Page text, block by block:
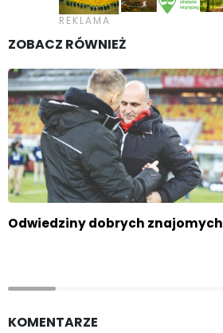
ZOBACZ RÓWNIEŻ
Odwiedziny dobrych znajomych
KOMENTARZE